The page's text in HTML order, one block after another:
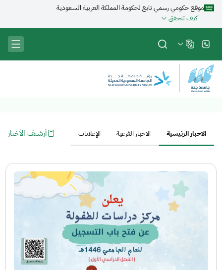
تجاوز
المحتوى
الرئيسي
موقع حكومي رسمي تابع لحكومة المملكة العربية السعودية
كيف تتحقق
الاخبار الرئيسية الاخبار الفرعية الإعلانات أرشيف الأخبار